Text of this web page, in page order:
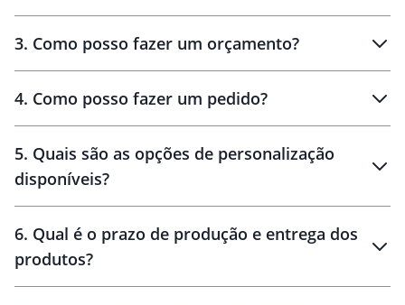
personalizados
3. Como posso fazer um orçamento?
brinde
personalização
4. Como posso fazer um pedido?
amostra virtual
5. Quais são as opções de personalização
disponíveis?
6. Qual é o prazo de produção e entrega dos
produtos?